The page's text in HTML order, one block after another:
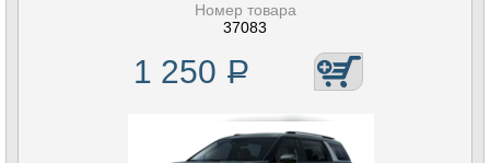
Номер товара
37083
1 250 Р